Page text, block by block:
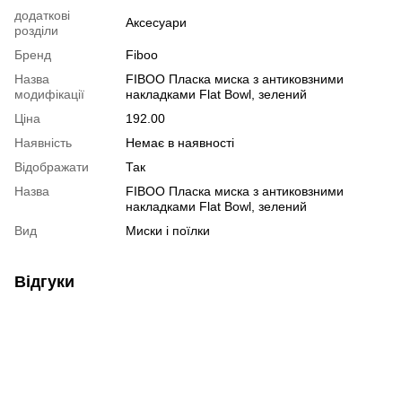
додаткові
розділи
Аксесуари
Бренд
Fiboo
Назва
модифікації
FIBOO Пласка миска з антиковзними
накладками Flat Bowl, зелений
Ціна
192.00
Наявність
Немає в наявності
Відображати
Так
Назва
FIBOO Пласка миска з антиковзними
накладками Flat Bowl, зелений
Вид
Миски і поїлки
Відгуки